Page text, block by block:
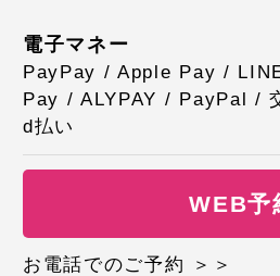
電子マネー
PayPay / Apple Pay /
Pay / ALYPAY / PayPal /
d払い
WEB予
お電話でのご予約 ＞＞